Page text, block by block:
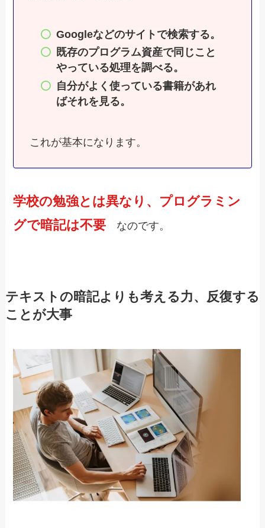
Googleなどのサイトで検索する。
既存のプログラム資産で同じこと
やっている処理を調べる。
自分がよく使っている書籍があれ
ばそれを見る。
これが基本になります。
学校の勉強とは異なり、プログラミン
グで暗記は不要 なのです。
テキストの暗記よりも考える力、反復する
ことが大事